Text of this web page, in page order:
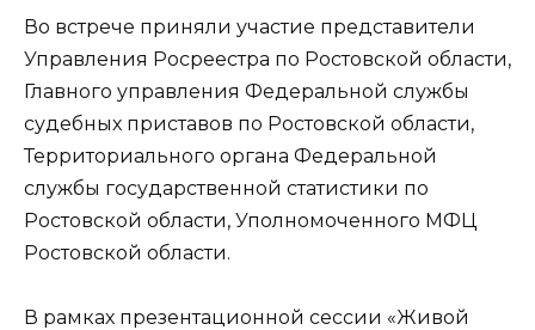
Во встрече приняли участие представители
Управления Росреестра по Ростовской области,
Главного управления Федеральной службы
судебных приставов по Ростовской области,
Территориального органа Федеральной
службы государственной статистики по
Ростовской области, Уполномоченного МФЦ
Ростовской области.
В рамках презентационной сессии «Живой